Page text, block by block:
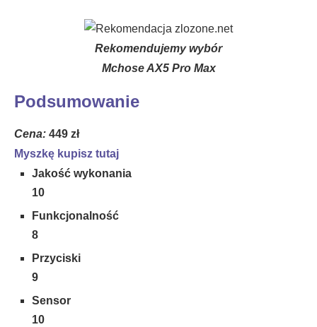
Rekomendujemy wybór
Mchose AX5 Pro Max
Podsumowanie
Cena: 449 zł
Myszkę kupisz tutaj
Jakość wykonania
10
Funkcjonalność
8
Przyciski
9
Sensor
10